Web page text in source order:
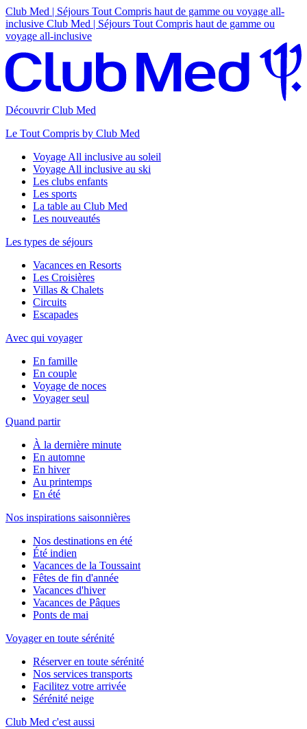
Club Med | Séjours Tout Compris haut de gamme ou voyage all-
inclusive Club Med | Séjours Tout Compris haut de gamme ou
voyage all-inclusive
Découvrir Club Med
Le Tout Compris by Club Med
Voyage All inclusive au soleil
Voyage All inclusive au ski
Les clubs enfants
Les sports
La table au Club Med
Les nouveautés
Les types de séjours
Vacances en Resorts
Les Croisières
Villas & Chalets
Circuits
Escapades
Avec qui voyager
En famille
En couple
Voyage de noces
Voyager seul
Quand partir
À la dernière minute
En automne
En hiver
Au printemps
En été
Nos inspirations saisonnières
Nos destinations en été
Été indien
Vacances de la Toussaint
Fêtes de fin d'année
Vacances d'hiver
Vacances de Pâques
Ponts de mai
Voyager en toute sérénité
Réserver en toute sérénité
Nos services transports
Facilitez votre arrivée
Sérénité neige
Club Med c'est aussi